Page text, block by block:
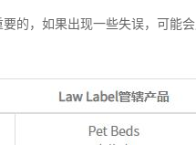
的，如果出现一些失误，可能